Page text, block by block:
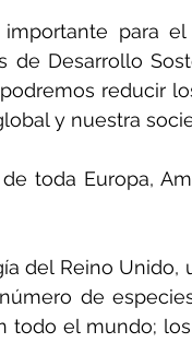
para
de Desarrollo
reducir
y nuestra
toda Europa,
del Reino Unido,
de
todo el mundo;